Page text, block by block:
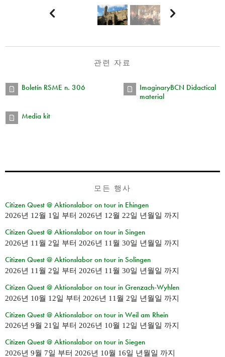
 
관련 자료
Boletín RSME n. 306
ImaginaryBCN Didactical
material
Media kit
모든 행사
Citizen Quest @ Aktionslabor on tour in Ehingen
2026년 12월 1일 부터 2026년 12월 22일 년월일 까지
Citizen Quest @ Aktionslabor on tour in Singen
2026년 11월 2일 부터 2026년 11월 30일 년월일 까지
Citizen Quest @ Aktionslabor on tour in Solingen
2026년 11월 2일 부터 2026년 11월 30일 년월일 까지
Citizen Quest @ Aktionslabor on tour in Grenzach-Wyhlen
2026년 10월 12일 부터 2026년 11월 2일 년월일 까지
Citizen Quest @ Aktionslabor on tour in Weil am Rhein
2026년 9월 21일 부터 2026년 10월 12일 년월일 까지
Citizen Quest @ Aktionslabor on tour in Siegen
2026년 9월 7일 부터 2026년 10월 16일 년월일 까지